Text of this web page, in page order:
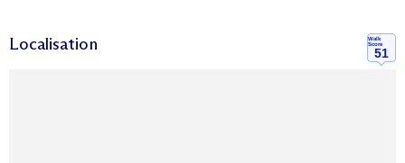
Localisation
Walk
Score
51